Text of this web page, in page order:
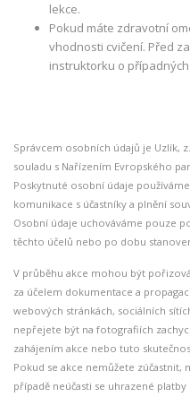
lekce.
Pokud máte zdravotní
vhodnosti cvičení. Před
instruktorku o
Správcem osobních údajů je Uzlík,
souladu s Nařízením Evropského
Poskytnuté osobní údaje
komunikace s účastníky a plnění
Osobní údaje uchováváme pouze
těchto účelů nebo po dobu
V průběhu akce mohou být
za účelem dokumentace a
webových stránkách, sociálních
nepřejete být na fotografiích
zahájením akce nebo tuto
Pokud se akce nemůžete zúčastnit,
případě neúčasti se uhrazené platby